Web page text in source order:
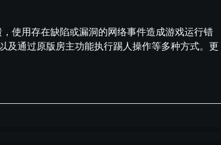
使用存在缺陷或漏洞的网络事件造成游戏运行错
及通过原版房主功能执行踢人操作等多种方式。更